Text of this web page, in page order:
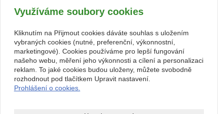
vláknina 5 %, popel 14 %, vápník 40 g/kg, vit. A 30000 m.j./kg,
K, S, Fe aj.) a vitamíny (skup. B, C, K) Registrační číslo výrobce:
CZ 10259
Veškeré informace o produktu: Základní článek Asociace
Brontosaura QUITO, Hradec Králové, tel.: +420 606 475 476,
nycticebus@seznam.cz
Využíváme soubory cookies
Kliknutím na Přijmout cookies dáváte souhlas s uložením
vybraných cookies (nutné, preferenční, výkonnostní,
marketingové). Cookies používáme pro lepší fungování
našeho webu, měření jeho výkonnosti a cílení a personalizaci
reklam. To jaké cookies budou uloženy, můžete svobodně
rozhodnout pod tlačítkem Upravit nastavení.
Prohlášení o cookies.